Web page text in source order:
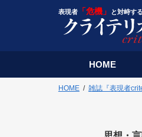
表現者「危機」 と対峙す
HOME
HOME 雑誌『表現者